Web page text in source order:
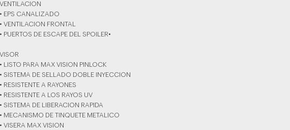
VENTILACION
• EPS CANALIZADO
• VENTILACION FRONTAL
• PUERTOS DE ESCAPE DEL SPOILER•
VISOR
• LISTO PARA MAX VISION PINLOCK
• SISTEMA DE SELLADO DOBLE INYECCION
• RESISTENTE A RAYONES
• RESISTENTE A LOS RAYOS UV
• SISTEMA DE LIBERACION RAPIDA
• MECANISMO DE TINQUETE METALICO
• VISERA MAX VISION